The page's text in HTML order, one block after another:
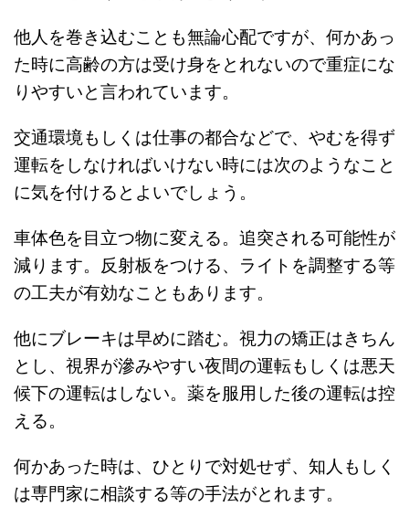
他人を巻き込むことも無論心配ですが、何かあっ
た時に高齢の方は受け身をとれないので重症にな
りやすいと言われています。
交通環境もしくは仕事の都合などで、やむを得ず
運転をしなければいけない時には次のようなこと
に気を付けるとよいでしょう。
車体色を目立つ物に変える。追突される可能性が
減ります。反射板をつける、ライトを調整する等
の工夫が有効なこともあります。
他にブレーキは早めに踏む。視力の矯正はきちん
とし、視界が滲みやすい夜間の運転もしくは悪天
候下の運転はしない。薬を服用した後の運転は控
える。
何かあった時は、ひとりで対処せず、知人もしく
は専門家に相談する等の手法がとれます。